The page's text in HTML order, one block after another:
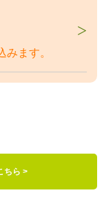
ます。
ちら >